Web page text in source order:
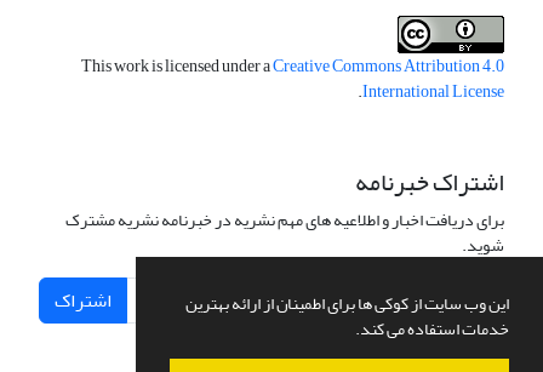
این وب سایت از کوکی ها برای اطمینان از ارائه بهترین
خدمات استفاده می کند.
This work is licensed under aCreative Commons Attribution 4.0
International License
.
اشتراک خبرنامه
برای دریافت اخبار و اطلاعیه های مهم نشریه در خبرنامه نشریه مشترک
شوید.
اشتراک